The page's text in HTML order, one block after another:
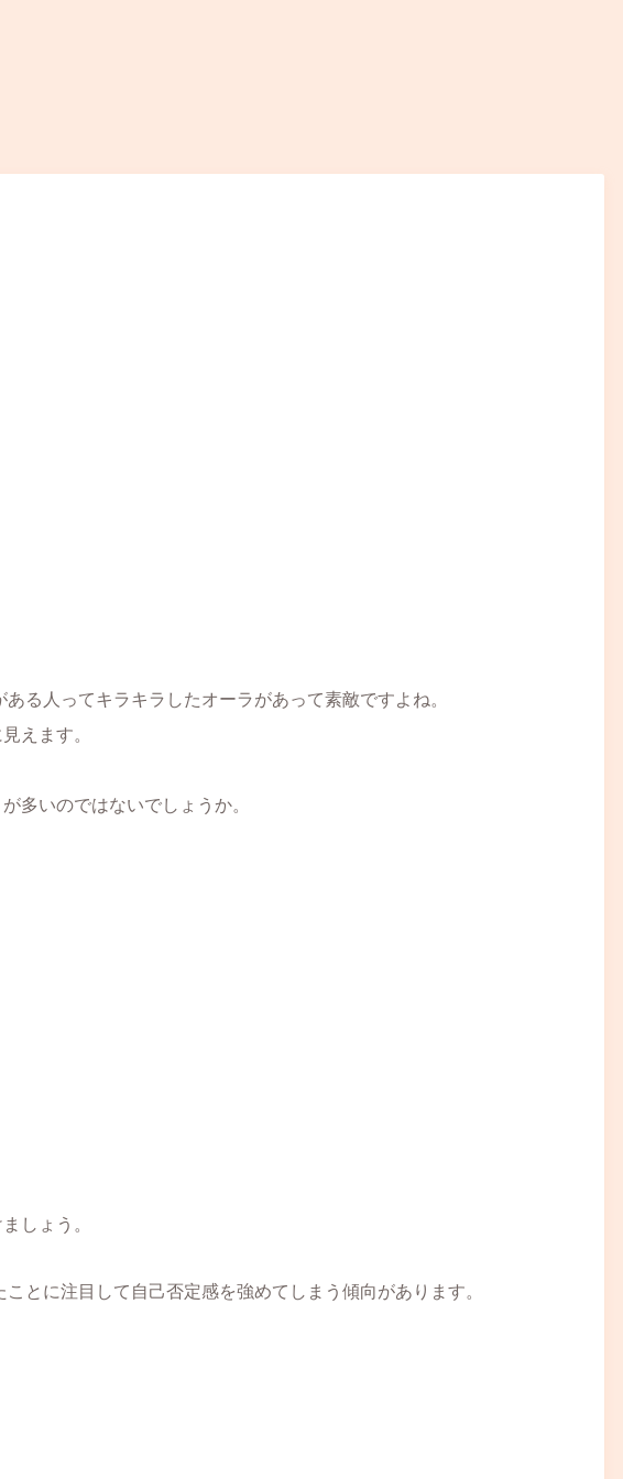
ある人ってキラキラしたオーラがあって素敵ですよね。
えます。
多いのではないでしょうか。
しょう。
とに注目して自己否定感を強めてしまう傾向があります。